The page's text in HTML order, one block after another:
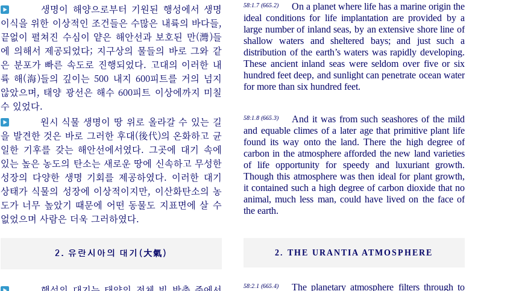
생명이 해양으로부터 기원된 행성에서 생명
이식을 위한 이상적인 조건들은 수많은 내륙의 바다들,
끝없이 펼쳐진 수심이 얕은 해안선과 보호된 만(灣)들
에 의해서 제공되었다; 지구상의 물들의 바로 그와 같
은 분포가 빠른 속도로 진행되었다. 고대의 이러한 내
륙 해(海)들의 깊이는 500 내지 600피트를 거의 넘지
않았으며, 태양 광선은 해수 600피트 이상에까지 미칠
수 있었다.
58:1.7 (665.2)
On a planet where life has a marine origin the
ideal conditions for life implantation are provided by a
large number of inland seas, by an extensive shore line of
shallow waters and sheltered bays; and just such a
distribution of the earth’s waters was rapidly developing.
These ancient inland seas were seldom over five or six
hundred feet deep, and sunlight can penetrate ocean water
for more than six hundred feet.
원시 식물 생명이 땅 위로 올라갈 수 있는 길
을 발견한 것은 바로 그러한 후대(後代)의 온화하고 균
일한 기후를 갖는 해안선에서였다. 그곳에 대기 속에
있는 높은 농도의 탄소는 새로운 땅에 신속하고 무성한
성장의 다양한 생명 기회를 제공하였다. 이러한 대기
상태가 식물의 성장에 이상적이지만, 이산화탄소의 농
도가 너무 높았기 때문에 어떤 동물도 지표면에 살 수
없었으며 사람은 더욱 그러하였다.
58:1.8 (665.3)
And it was from such seashores of the mild
and equable climes of a later age that primitive plant life
found its way onto the land. There the high degree of
carbon in the atmosphere afforded the new land varieties
of life opportunity for speedy and luxuriant growth.
Though this atmosphere was then ideal for plant growth,
it contained such a high degree of carbon dioxide that no
animal, much less man, could have lived on the face of
the earth.
2. 유란시아의 대기(大氣) 2. THE URANTIA ATMOSPHERE
58:2.1 (665.4)
The planetary atmosphere filters through to